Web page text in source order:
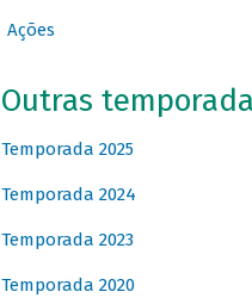
Ações
Outras
Temporada 2025
Temporada 2024
Temporada 2023
Temporada 2020